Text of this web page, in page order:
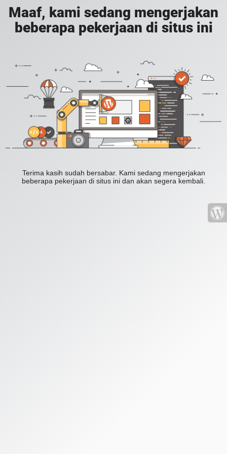
Maaf, kami sedang mengerjakan
beberapa pekerjaan di situs ini
Terima kasih sudah bersabar. Kami sedang mengerjakan
beberapa pekerjaan di situs ini dan akan segera kembali.